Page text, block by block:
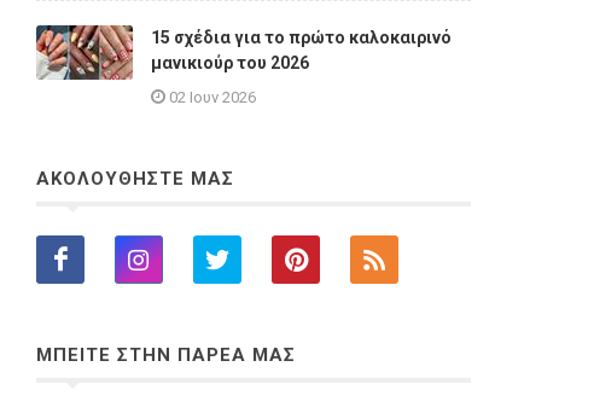
15 σχέδια για το πρώτο καλοκαιρινό
μανικιούρ του 2026
02 Ιουν 2026
ΑΚΟΛΟΥΘΗΣΤΕ ΜΑΣ
ΜΠΕΙΤΕ ΣΤΗΝ ΠΑΡΕΑ ΜΑΣ